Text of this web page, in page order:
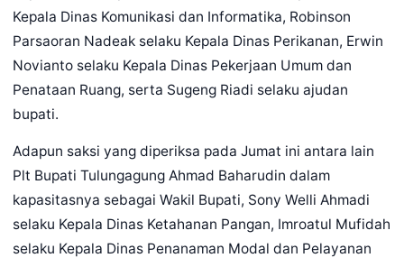
Kepala Dinas Komunikasi dan Informatika, Robinson
Parsaoran Nadeak selaku Kepala Dinas Perikanan, Erwin
Novianto selaku Kepala Dinas Pekerjaan Umum dan
Penataan Ruang, serta Sugeng Riadi selaku ajudan
bupati.
Adapun saksi yang diperiksa pada Jumat ini antara lain
Plt Bupati Tulungagung Ahmad Baharudin dalam
kapasitasnya sebagai Wakil Bupati, Sony Welli Ahmadi
selaku Kepala Dinas Ketahanan Pangan, Imroatul Mufidah
selaku Kepala Dinas Penanaman Modal dan Pelayanan